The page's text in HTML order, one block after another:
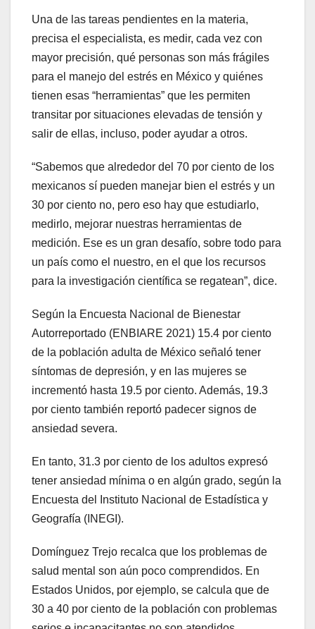
Una de las tareas pendientes en la materia,
precisa el especialista, es medir, cada vez con
mayor precisión, qué personas son más frágiles
para el manejo del estrés en México y quiénes
tienen esas “herramientas” que les permiten
transitar por situaciones elevadas de tensión y
salir de ellas, incluso, poder ayudar a otros.
“Sabemos que alrededor del 70 por ciento de los
mexicanos sí pueden manejar bien el estrés y un
30 por ciento no, pero eso hay que estudiarlo,
medirlo, mejorar nuestras herramientas de
medición. Ese es un gran desafío, sobre todo para
un país como el nuestro, en el que los recursos
para la investigación científica se regatean”, dice.
Según la Encuesta Nacional de Bienestar
Autorreportado (ENBIARE 2021) 15.4 por ciento
de la población adulta de México señaló tener
síntomas de depresión, y en las mujeres se
incrementó hasta 19.5 por ciento. Además, 19.3
por ciento también reportó padecer signos de
ansiedad severa.
En tanto, 31.3 por ciento de los adultos expresó
tener ansiedad mínima o en algún grado, según la
Encuesta del Instituto Nacional de Estadística y
Geografía (INEGI).
Domínguez Trejo recalca que los problemas de
salud mental son aún poco comprendidos. En
Estados Unidos, por ejemplo, se calcula que de
30 a 40 por ciento de la población con problemas